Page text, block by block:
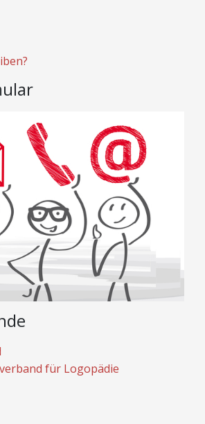
für Logopädie